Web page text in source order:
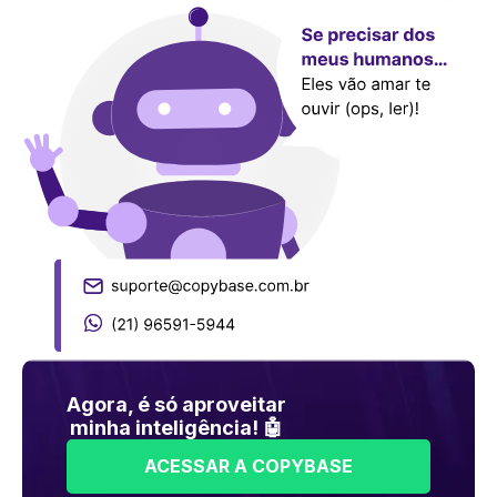
Agora, é só aproveitar
minha inteligência! 🤖
ACESSAR A COPYBASE